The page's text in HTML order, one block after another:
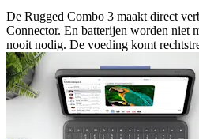
De Rugged Combo 3 maakt direct
Connector. En batterijen worden niet
nooit nodig. De voeding komt